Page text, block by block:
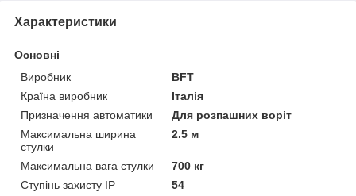
Характеристики
Основні
Виробник
BFT
Країна виробник
Італія
Призначення автоматики
Для розпашних воріт
Максимальна ширина
стулки
2.5 м
Максимальна вага стулки
700 кг
Ступінь захисту IP
54